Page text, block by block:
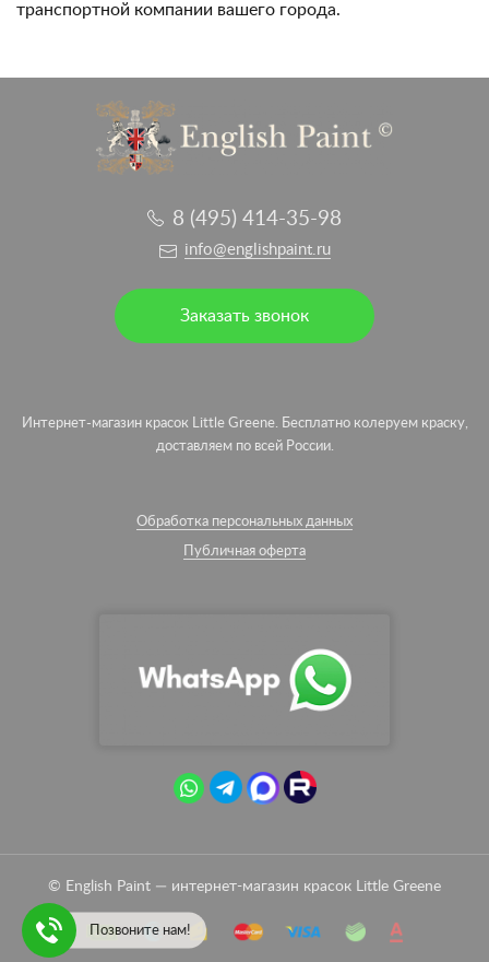
транспортной компании вашего города.
8 (495) 414-35-98
info@englishpaint.ru
Заказать звонок
Интернет-магазин красок Little Greene. Бесплатно колеруем краску,
доставляем по всей России.
Обработка персональных данных
Публичная оферта
© English Paint — интернет-магазин красок Little Greene
Позвоните нам!